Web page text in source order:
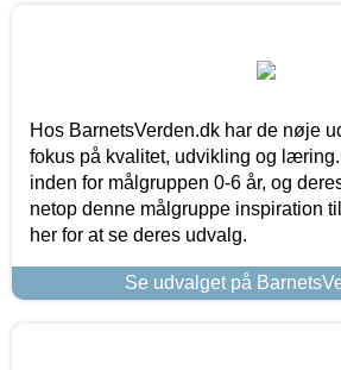
Hos BarnetsVerden.dk har de nøje
fokus på kvalitet, udvikling og
inden for målgruppen 0-6 år, og
netop denne målgruppe inspiration
her for at se deres udvalg.
Se udvalget på